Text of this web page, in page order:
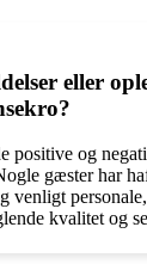
eller
positive og
gæster har
venligt
kvalitet og